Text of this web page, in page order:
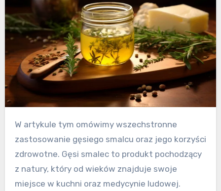
W artykule tym omówimy wszechstronne
zastosowanie gęsiego smalcu oraz jego korzyści
zdrowotne. Gęsi smalec to produkt pochodzący
z natury, który od wieków znajduje swoje
miejsce w kuchni oraz medycynie ludowej.